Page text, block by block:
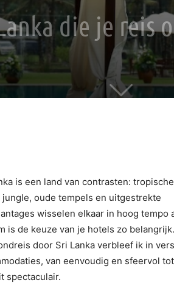
die je reis
is een land van contrasten:
oude tempels en uitgestrekte
wisselen elkaar in hoog tempo
is de keuze van je hotels zo
door Sri Lanka verbleef ik in
van eenvoudig en sfeervol
spectaculair.